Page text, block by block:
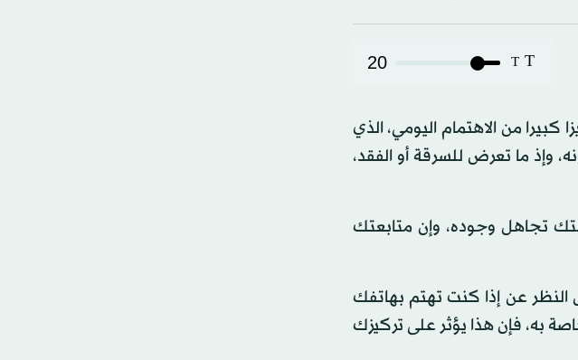
T
T
20
كبيرا من الاهتمام اليومي، الذي
وإذ ما تعرض للسرقة أو الفقد،
تجاهل وجوده، وإن متابعتك
النظر عن إذا كنت تهتم بهاتفك
به، فإن هذا يؤثر على تركيزك